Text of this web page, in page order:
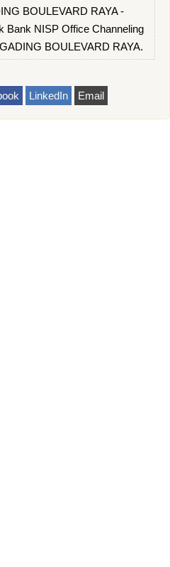
BOULEVARD RAYA -
Bank NISP Office Channeling
BOULEVARD RAYA.
LinkedIn Email